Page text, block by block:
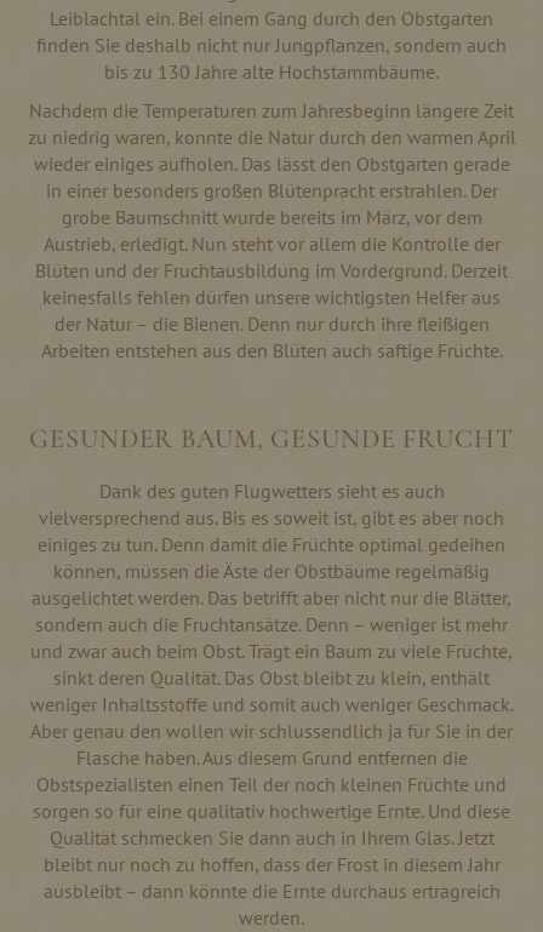
Leiblachtal ein. Bei einem Gang durch den Obstgarten
finden Sie deshalb nicht nur Jungpflanzen, sondern auch
bis zu 130 Jahre alte Hochstammbäume.
Nachdem die Temperaturen zum Jahresbeginn längere Zeit
zu niedrig waren, konnte die Natur durch den warmen April
wieder einiges aufholen. Das lässt den Obstgarten gerade
in einer besonders großen Blütenpracht erstrahlen. Der
grobe Baumschnitt wurde bereits im März, vor dem
Austrieb, erledigt. Nun steht vor allem die Kontrolle der
Blüten und der Fruchtausbildung im Vordergrund. Derzeit
keinesfalls fehlen dürfen unsere wichtigsten Helfer aus
der Natur – die Bienen. Denn nur durch ihre fleißigen
Arbeiten entstehen aus den Blüten auch saftige Früchte.
GESUNDER BAUM, GESUNDE FRUCHT
Dank des guten Flugwetters sieht es auch
vielversprechend aus. Bis es soweit ist, gibt es aber noch
einiges zu tun. Denn damit die Früchte optimal gedeihen
können, müssen die Äste der Obstbäume regelmäßig
ausgelichtet werden. Das betrifft aber nicht nur die Blätter,
sondern auch die Fruchtansätze. Denn – weniger ist mehr
und zwar auch beim Obst. Trägt ein Baum zu viele Früchte,
sinkt deren Qualität. Das Obst bleibt zu klein, enthält
weniger Inhaltsstoffe und somit auch weniger Geschmack.
Aber genau den wollen wir schlussendlich ja für Sie in der
Flasche haben. Aus diesem Grund entfernen die
Obstspezialisten einen Teil der noch kleinen Früchte und
sorgen so für eine qualitativ hochwertige Ernte. Und diese
Qualität schmecken Sie dann auch in Ihrem Glas. Jetzt
bleibt nur noch zu hoffen, dass der Frost in diesem Jahr
ausbleibt – dann könnte die Ernte durchaus ertragreich
werden.